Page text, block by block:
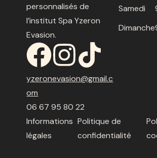
personnalisés de
l’institut Spa Yzeron
Evasion.
yzeronevasion@gmail.c
om
06 67 95 80 22
Samedi
Dimanche
Informations
légales
Politique de
confidentialité